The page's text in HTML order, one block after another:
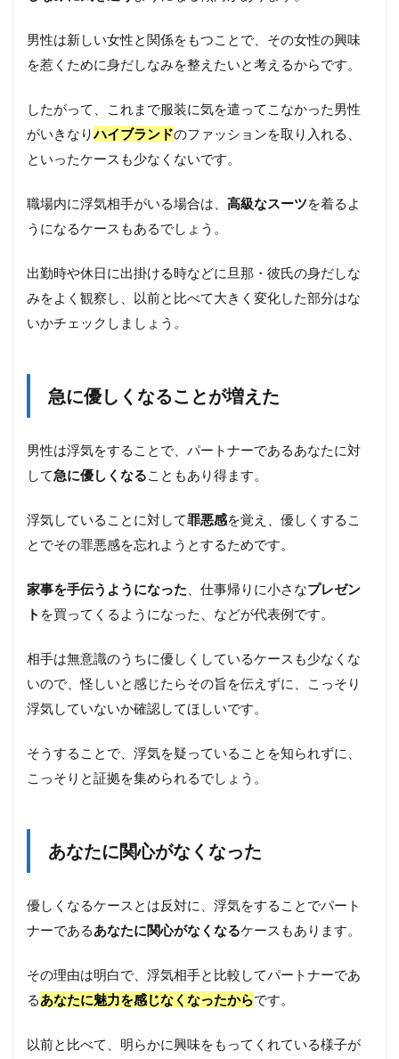
男性は新しい女性と関係をもつことで、その女性の興味
を惹くために身だしなみを整えたいと考えるからです。
したがって、これまで服装に気を遣ってこなかった男性
がいきなり ハイブランドのファッションを取り入れる、
といったケースも少なくないです。
職場内に浮気相手がいる場合は、 高級なスーツを着るよ
うになるケースもあるでしょう。
出勤時や休日に出掛ける時などに旦那・彼氏の身だしな
みをよく観察し、以前と比べて大きく変化した部分はな
いかチェックしましょう。
急に優しくなることが増えた
男性は浮気をすることで、パートナーであるあなたに対
して急に優しくなる こともあり得ます。
浮気していることに対して罪悪感を覚え、優しくするこ
とでその罪悪感を忘れようとするためです。
家事を手伝うようになった 、仕事帰りに小さなプレゼン
ト を買ってくるようになった、などが代表例です。
相手は無意識のうちに優しくしているケースも少なくな
いので、怪しいと感じたらその旨を伝えずに、こっそり
浮気していないか確認してほしいです。
そうすることで、浮気を疑っていることを知られずに、
こっそりと証拠を集められるでしょう。
あなたに関心がなくなった
優しくなるケースとは反対に、浮気をすることでパート
ナーであるあなたに関心がなくなるケースもあります。
その理由は明白で、浮気相手と比較してパートナーであ
るあなたに魅力を感じなくなったからです。
以前と比べて、明らかに興味をもってくれている様子が